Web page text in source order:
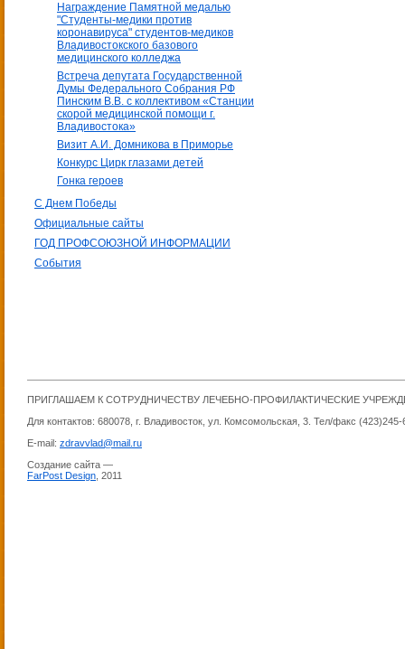
Награждение Памятной медалью
"Студенты-медики против
коронавируса" студентов-медиков
Владивостокского базового
медицинского колледжа
Встреча депутата Государственной
Думы Федерального Собрания РФ
Пинским В.В. с коллективом «Станции
скорой медицинской помощи г.
Владивостока»
Визит А.И. Домникова в Приморье
Конкурс Цирк глазами детей
Гонка героев
С Днем Победы
Официальные сайты
ГОД ПРОФСОЮЗНОЙ ИНФОРМАЦИИ
События
ПРИГЛАШАЕМ К СОТРУДНИЧЕСТВУ ЛЕЧЕБНО-ПРОФИЛАКТИЧЕСКИЕ
Для контактов: 680078, г. Владивосток, ул. Комсомольская, 3. Тел/факс
E-mail: zdravvlad@mail.ru
Создание сайта —
FarPost Design , 2011